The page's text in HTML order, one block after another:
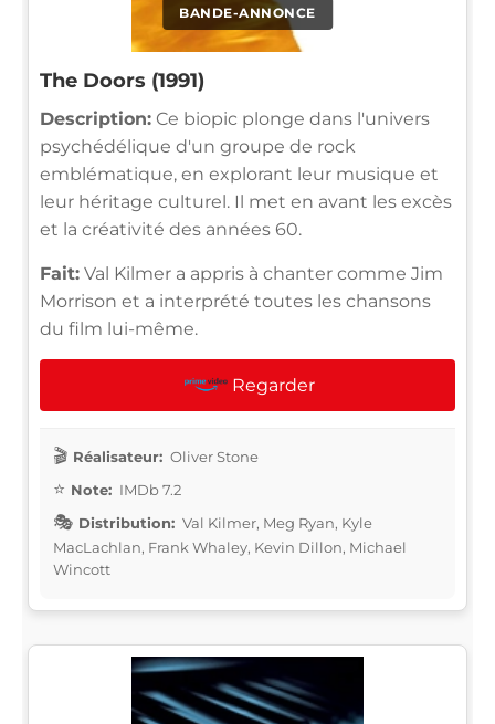
BANDE-ANNONCE
The Doors (1991)
Description: Ce biopic plonge dans l'univers
psychédélique d'un groupe de rock
emblématique, en explorant leur musique et
leur héritage culturel. Il met en avant les excès
et la créativité des années 60.
Fait: Val Kilmer a appris à chanter comme Jim
Morrison et a interprété toutes les chansons
du film lui-même.
Regarder
Réalisateur: Oliver Stone
Note: IMDb 7.2
Distribution: Val Kilmer, Meg Ryan, Kyle
MacLachlan, Frank Whaley, Kevin Dillon, Michael
Wincott